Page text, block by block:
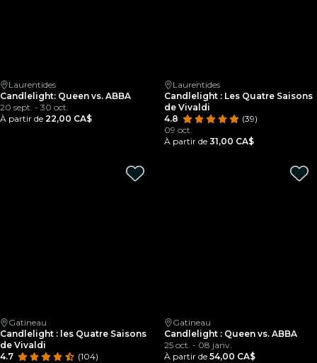
Laurentides
Candlelight: Queen vs. ABBA
20 sept. - 30 oct.
À partir de 22,00 CA$
Laurentides
Candlelight : Les Quatre Saisons
de Vivaldi
4.8
(39)
09 oct.
À partir de 31,00 CA$
Gatineau
Candlelight : les Quatre Saisons
de Vivaldi
4.7
(104)
Gatineau
Candlelight : Queen vs. ABBA
25 oct. - 08 janv.
À partir de 54,00 CA$